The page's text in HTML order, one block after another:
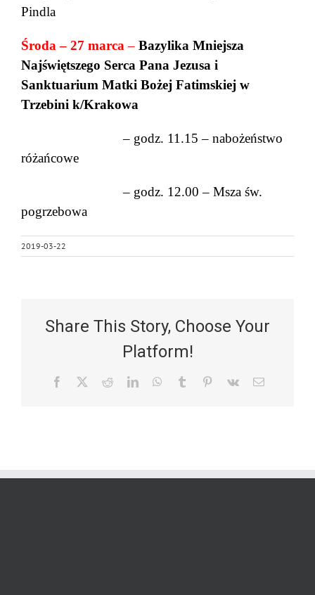
Pindla
Środa – 27 marca – Bazylika Mniejsza
Najświętszego Serca Pana Jezusa i
Sanktuarium Matki Bożej Fatimskiej w
Trzebini k/Krakowa
– godz. 11.15 – nabożeństwo
różańcowe
– godz. 12.00 – Msza św.
pogrzebowa
2019-03-22
Share This Story, Choose Your
Platform!
Facebook RedditLinkedInWhatsApp
Tumblr Pinterest
Vk Email